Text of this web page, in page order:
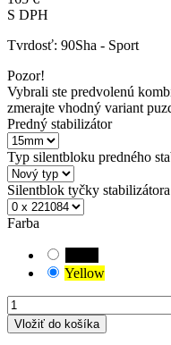
S DPH
Tvrdosť: 90Sha - Sport
Pozor!
Vybrali ste predvolenú
zmerajte vhodný variant
Predný stabilizátor
Typ silentbloku predného
Silentblok tyčky stabilizátora
Farba
Yellow
Vložiť do košíka